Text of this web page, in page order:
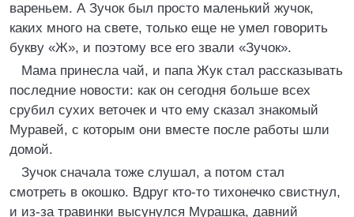
вареньем. А Зучок был просто маленький жучок,
каких много на свете, только еще не умел говорить
букву «Ж», и поэтому все его звали «Зучок».
Мама принесла чай, и папа Жук стал рассказывать
последние новости: как он сегодня больше всех
срубил сухих веточек и что ему сказал знакомый
Муравей, с которым они вместе после работы шли
домой.
Зучок сначала тоже слушал, а потом стал
смотреть в окошко. Вдруг кто-то тихонечко свистнул,
и из-за травинки высунулся Мурашка, давний